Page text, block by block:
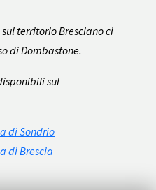
territorio Bresciano ci
di Dombastone.
sul
di Sondrio
di Brescia